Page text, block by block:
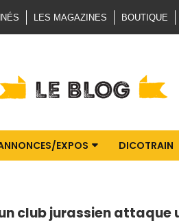
LES MAGAZINES BOUTIQUE
EXPOS DICOTRAIN
club jurassien attaque